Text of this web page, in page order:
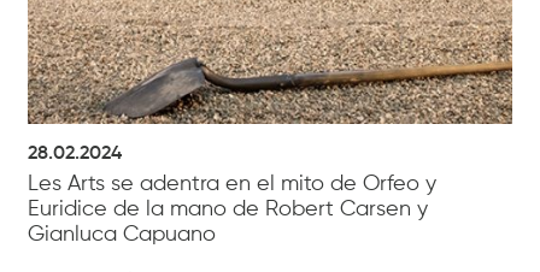
28.02.2024
Les Arts se adentra en el mito de Orfeo y
Euridice de la mano de Robert Carsen y
Gianluca Capuano